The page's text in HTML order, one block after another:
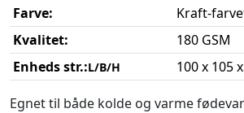
Farve:
Kraft-
Kvalitet:
180 GSM
Enheds str.:L/B/H 100 x 105
Egnet til både kolde og varme